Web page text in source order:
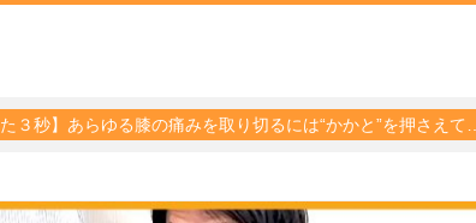
た３秒】あらゆる膝の痛みを取り切るには“かかと”を押さえて…